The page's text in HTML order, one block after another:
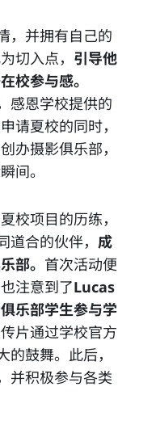
，并拥有自己的
切入点， 引导他
校参与感。
感恩学校提供的
请夏校的同时，
办摄影俱乐部，
间。
校项目的历练，
合的伙伴， 成
部。 首次活动便
注意到了Lucas
俱乐部学生参与学
片通过学校官方
鼓舞。此后，
并积极参与各类